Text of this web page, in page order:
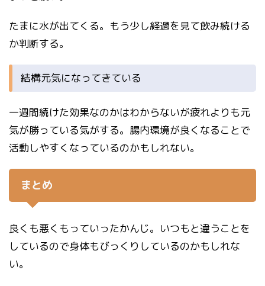
たまに水が出てくる。もう少し経過を見て飲み続ける
か判断する。
結構元気になってきている
一週間続けた効果なのかはわからないが疲れよりも元
気が勝っている気がする。腸内環境が良くなることで
活動しやすくなっているのかもしれない。
まとめ
良くも悪くもっていったかんじ。いつもと違うことを
しているので身体もびっくりしているのかもしれな
い。